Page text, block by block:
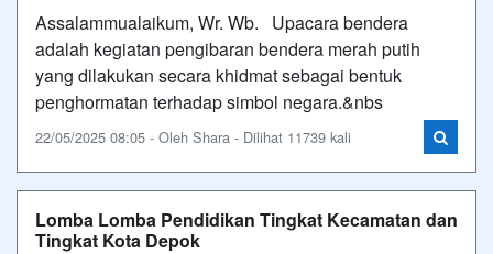
Assalammualaikum, Wr. Wb. Upacara bendera
adalah kegiatan pengibaran bendera merah putih
yang dilakukan secara khidmat sebagai bentuk
penghormatan terhadap simbol negara.&nbs
22/05/2025 08:05 - Oleh Shara - Dilihat 11739 kali
Lomba Lomba Pendidikan Tingkat Kecamatan dan
Tingkat Kota Depok